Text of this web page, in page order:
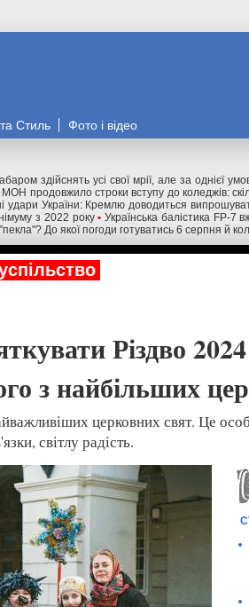
Стиль Фото і відео
здійснять усі свої мрії, але за однієї
МОН продовжило строки вступу до коледжів:
удари України: Кремлю доводиться
з 2022 року • Українська балістика FP-7
До якої погоди готуватись 6 серпня й
Різдво
з найбільших
церковних свят. Це
світлу радість.